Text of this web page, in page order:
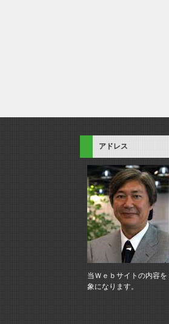
アドレス
当Ｗｅｂサイトの内容
象になります。